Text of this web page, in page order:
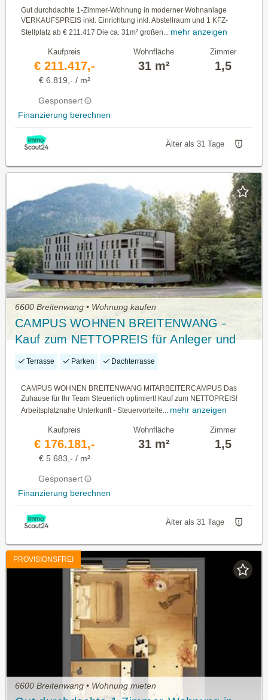
Gut durchdachte 1-Zimmer-Wohnung in moderner Wohnanlage
VERKAUFSPREIS inkl. Einrichtung inkl. Abstellraum und 1 KFZ-
Stellplatz ab € 211.417 Die ca. 31m² großen...
mehr anzeigen
Kaufpreis
€ 211.417,-
€ 6.819,- / m²
Gesponsert
Finanzierung berechnen
Wohnfläche
31 m²
Zimmer
1,5
Älter als 31 Tage
6600 Breitenwang • Wohnung kaufen
CAMPUS WOHNEN BREITENWANG -
Kauf zum NETTOPREIS für Anleger und
Unternehmer
Terrasse Parken Dachterrasse
CAMPUS WOHNEN BREITENWANG MITARBEITERCAMPUS Das
Zuhause für Ihr Team Steuerlich optimiert! Kauf zum NETTOPREIS!
Arbeitsplatznahe Unterkunft - Steuervorteile... mehr anzeigen
Kaufpreis
€ 176.181,-
€ 5.683,- / m²
Gesponsert
Finanzierung berechnen
Wohnfläche
31 m²
Zimmer
1,5
Älter als 31 Tage
PROVISIONSFREI
6600 Breitenwang • Wohnung mieten